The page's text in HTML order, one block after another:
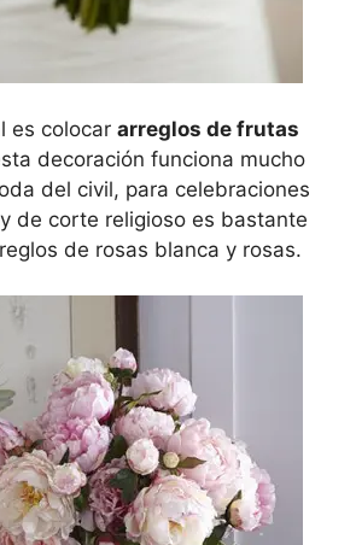
es colocar arreglos de frutas
decoración funciona mucho
del civil, para celebraciones
de corte religioso es bastante
de rosas blanca y rosas.